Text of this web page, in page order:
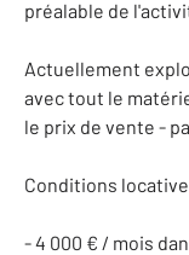
préalable de
Actuellement
avec tout le
le prix de vente -
Conditions
- 4 000 € / mois